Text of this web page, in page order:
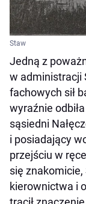
Staw
Jedną z
w administracji
fachowych sił
wyraźnie
sąsiedni
i posiadający
przejściu w
się
kierownictwa i